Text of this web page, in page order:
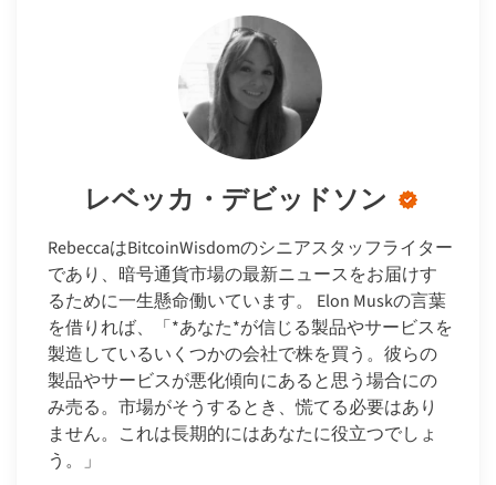
レベッカ・デビッドソン
RebeccaはBitcoinWisdomのシニアスタッフライター
であり、暗号通貨市場の最新ニュースをお届けす
るために一生懸命働いています。 Elon Muskの言葉
を借りれば、「*あなた*が信じる製品やサービスを
製造しているいくつかの会社で株を買う。彼らの
製品やサービスが悪化傾向にあると思う場合にの
み売る。市場がそうするとき、慌てる必要はあり
ません。これは長期的にはあなたに役立つでしょ
う。」